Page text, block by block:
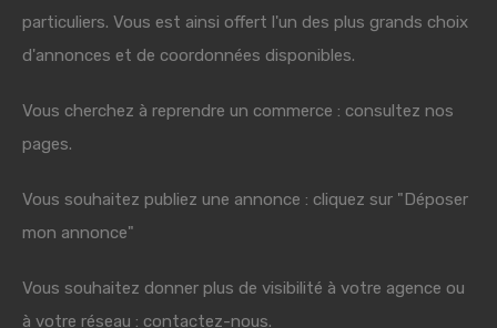
particuliers. Vous est ainsi offert l'un des plus grands choix
d'annonces et de coordonnées disponibles.
Vous cherchez à reprendre un commerce : consultez nos
pages.
Vous souhaitez publiez une annonce : cliquez sur "Déposer
mon annonce"
Vous souhaitez donner plus de visibilité à votre agence ou
à votre réseau : contactez-nous.